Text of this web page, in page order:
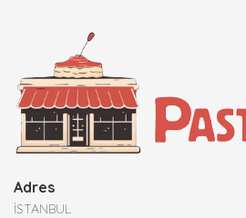
Adres
İSTANBUL